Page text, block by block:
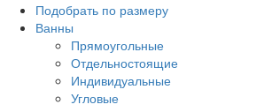
Подобрать по размеру
Ванны
Прямоугольные
Отдельностоящие
Индивидуальные
Угловые